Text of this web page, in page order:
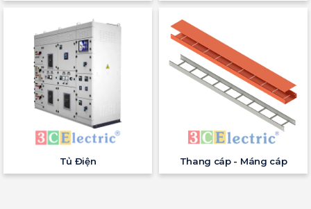
Tủ Điện Thang cáp - Máng cáp